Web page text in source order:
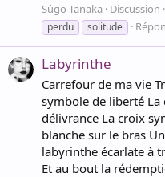
Sûgo Tanaka Discussion
perdu
solitude
Labyrinthe
Carrefour de ma vie
symbole de liberté
délivrance La croix
blanche sur le bras
labyrinthe écarlate à
Et au bout la